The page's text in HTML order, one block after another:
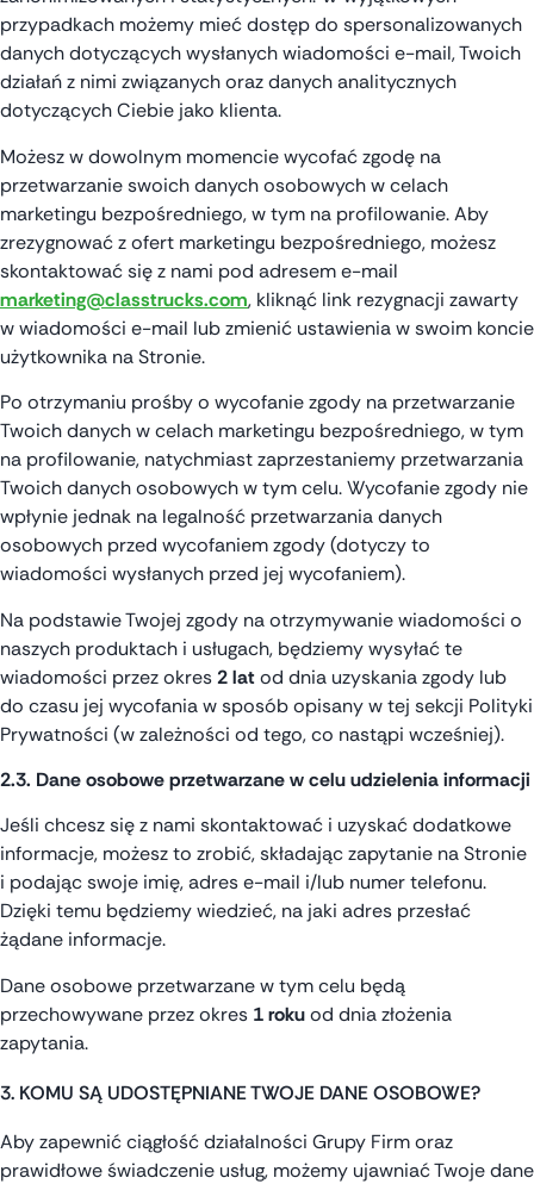
przypadkach możemy mieć dostęp do spersonalizowanych
danych dotyczących wysłanych wiadomości e-mail, Twoich
działań z nimi związanych oraz danych analitycznych
dotyczących Ciebie jako klienta.
Możesz w dowolnym momencie wycofać zgodę na
przetwarzanie swoich danych osobowych w celach
marketingu bezpośredniego, w tym na profilowanie. Aby
zrezygnować z ofert marketingu bezpośredniego, możesz
skontaktować się z nami pod adresem e-mail
marketing@classtrucks.com, kliknąć link rezygnacji zawarty
w wiadomości e-mail lub zmienić ustawienia w swoim koncie
użytkownika na Stronie.
Po otrzymaniu prośby o wycofanie zgody na przetwarzanie
Twoich danych w celach marketingu bezpośredniego, w tym
na profilowanie, natychmiast zaprzestaniemy przetwarzania
Twoich danych osobowych w tym celu. Wycofanie zgody nie
wpłynie jednak na legalność przetwarzania danych
osobowych przed wycofaniem zgody (dotyczy to
wiadomości wysłanych przed jej wycofaniem).
Na podstawie Twojej zgody na otrzymywanie wiadomości o
naszych produktach i usługach, będziemy wysyłać te
wiadomości przez okres2 latod dnia uzyskania zgody lub
do czasu jej wycofania w sposób opisany w tej sekcji Polityki
Prywatności (w zależności od tego, co nastąpi wcześniej).
2.3. Dane osobowe przetwarzane w celu udzielenia informacji
Jeśli chcesz się z nami skontaktować i uzyskać dodatkowe
informacje, możesz to zrobić, składając zapytanie na Stronie
i podając swoje imię, adres e-mail i/lub numer telefonu.
Dzięki temu będziemy wiedzieć, na jaki adres przesłać
żądane informacje.
Dane osobowe przetwarzane w tym celu będą
przechowywane przez okres 1 rokuod dnia złożenia
zapytania.
3. KOMU SĄ UDOSTĘPNIANE TWOJE DANE OSOBOWE?
Aby zapewnić ciągłość działalności Grupy Firm oraz
prawidłowe świadczenie usług, możemy ujawniać Twoje dane